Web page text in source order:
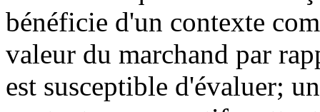
bénéficie d'un contexte
valeur du marchand par
est susceptible d'évaluer;